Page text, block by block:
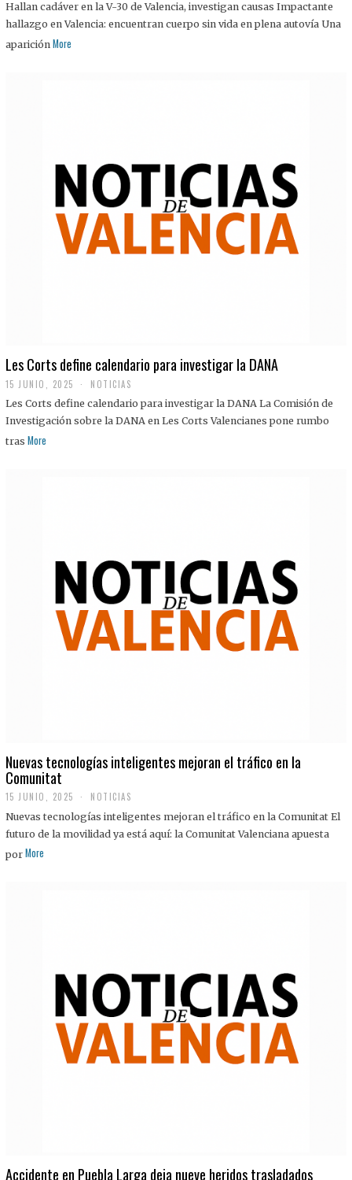
Hallan cadáver en la V-30 de Valencia, investigan causas Impactante
hallazgo en Valencia: encuentran cuerpo sin vida en plena autovía Una
aparición More
Les Corts define calendario para investigar la DANA
15 JUNIO, 2025 NOTICIAS
Les Corts define calendario para investigar la DANA La Comisión de
Investigación sobre la DANA en Les Corts Valencianes pone rumbo
tras More
Nuevas tecnologías inteligentes mejoran el tráfico en la
Comunitat
15 JUNIO, 2025 NOTICIAS
Nuevas tecnologías inteligentes mejoran el tráfico en la Comunitat El
futuro de la movilidad ya está aquí: la Comunitat Valenciana apuesta
por More
Accidente en Puebla Larga deja nueve heridos trasladados